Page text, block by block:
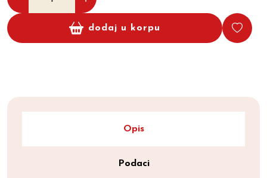
dodaj u korpu
Opis
Podaci